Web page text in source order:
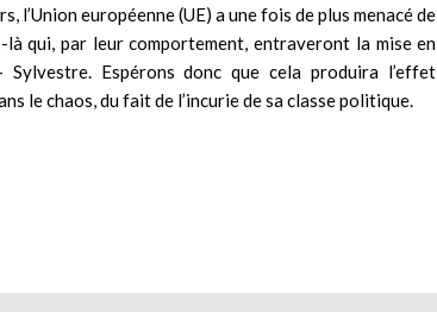
l’Union européenne (UE) a une fois de plus menacé de
qui, par leur comportement, entraveront la mise en
Espérons donc que cela produira l’effet
le chaos, du fait de l’incurie de sa classe politique.